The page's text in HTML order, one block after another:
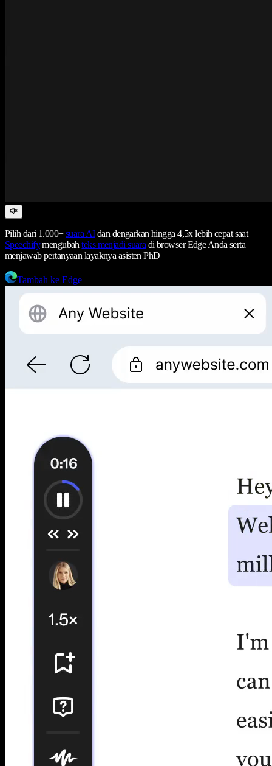
Pilih dari 1.000+suara AIdan dengarkan hingga 4,5x lebih cepat saat
Speechifymengubahteks menjadi suara di browser Edge Anda serta
menjawab pertanyaan layaknya asisten PhD
Tambah ke Edge